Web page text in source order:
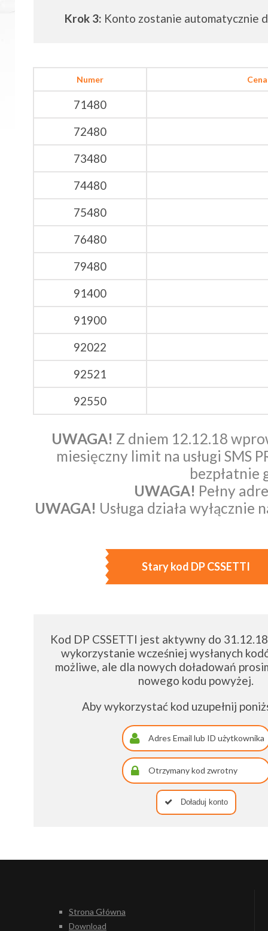
Krok 3: Konto zostanie automatycznie
Numer
71480
72480
73480
74480
75480
76480
79480
91400
91900
92022
92521
92550
UWAGA! Z dniem 12.12.18
miesięczny limit na usługi SMS
bezpłatnie
UWAGA! Pełny
UWAGA! Usługa działa
Stary kod DP CSSETTI
Kod DP CSSETTI jest aktywny do
wykorzystanie wcześniej wysłanych
możliwe, ale dla nowych doładowań
nowego kodu powyżej.
Aby wykorzystać kod uzupełnij
Doładuj konto
Strona Główna
Download